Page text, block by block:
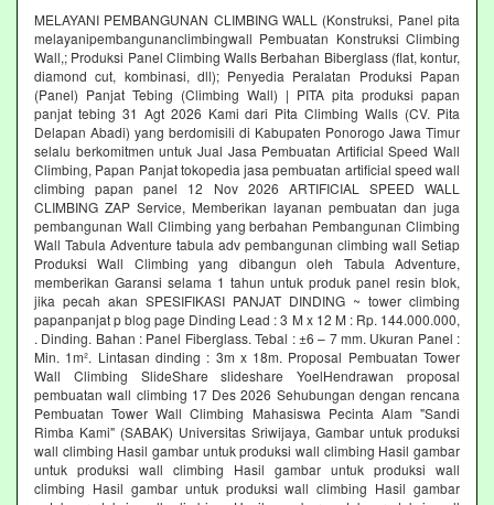
MELAYANI PEMBANGUNAN CLIMBING WALL (Konstruksi, Panel pita
melayanipembangunanclimbingwall Pembuatan Konstruksi Climbing
Wall,; Produksi Panel Climbing Walls Berbahan Biberglass (flat, kontur,
diamond cut, kombinasi, dll); Penyedia Peralatan Produksi Papan
(Panel) Panjat Tebing (Climbing Wall) | PITA pita produksi papan
panjat tebing 31 Agt 2026 Kami dari Pita Climbing Walls (CV. Pita
Delapan Abadi) yang berdomisili di Kabupaten Ponorogo Jawa Timur
selalu berkomitmen untuk Jual Jasa Pembuatan Artificial Speed Wall
Climbing, Papan Panjat tokopedia jasa pembuatan artificial speed wall
climbing papan panel 12 Nov 2026 ARTIFICIAL SPEED WALL
CLIMBING ZAP Service, Memberikan layanan pembuatan dan juga
pembangunan Wall Climbing yang berbahan Pembangunan Climbing
Wall Tabula Adventure tabula adv pembangunan climbing wall Setiap
Produksi Wall Climbing yang dibangun oleh Tabula Adventure,
memberikan Garansi selama 1 tahun untuk produk panel resin blok,
jika pecah akan SPESIFIKASI PANJAT DINDING ~ tower climbing
papanpanjat p blog page Dinding Lead : 3 M x 12 M : Rp. 144.000.000,
. Dinding. Bahan : Panel Fiberglass. Tebal : ±6 – 7 mm. Ukuran Panel :
Min. 1m². Lintasan dinding : 3m x 18m. Proposal Pembuatan Tower
Wall Climbing SlideShare slideshare YoelHendrawan proposal
pembuatan wall climbing 17 Des 2026 Sehubungan dengan rencana
Pembuatan Tower Wall Climbing Mahasiswa Pecinta Alam "Sandi
Rimba Kami" (SABAK) Universitas Sriwijaya, Gambar untuk produksi
wall climbing Hasil gambar untuk produksi wall climbing Hasil gambar
untuk produksi wall climbing Hasil gambar untuk produksi wall
climbing Hasil gambar untuk produksi wall climbing Hasil gambar